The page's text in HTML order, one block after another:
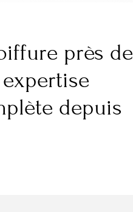
près de
depuis